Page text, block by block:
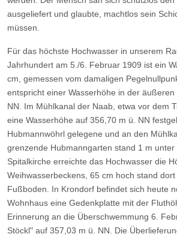
ausgeliefert und glaubte, machtlos sein
müssen.
Für das höchste Hochwasser in unserem
Jahrhundert am 5./6. Februar 1909 ist ein
cm, gemessen vom damaligen
entspricht einer Wasserhöhe in der äußeren
NN. Im Mühlkanal der Naab, etwa vor dem
eine Wasserhöhe auf 356,70 m ü. NN
Hubmannwöhrl gelegene und an den
grenzende Hubmanngarten stand 1 m unter
Spitalkirche erreichte das Hochwasser die
Weihwasserbeckens, 65 cm hoch stand
Fußboden. In Krondorf befindet sich heute
Wohnhaus eine Gedenkplatte mit der
Erinnerung an die Überschwemmung 6.
Stöckl" auf 357,03 m ü. NN. Die